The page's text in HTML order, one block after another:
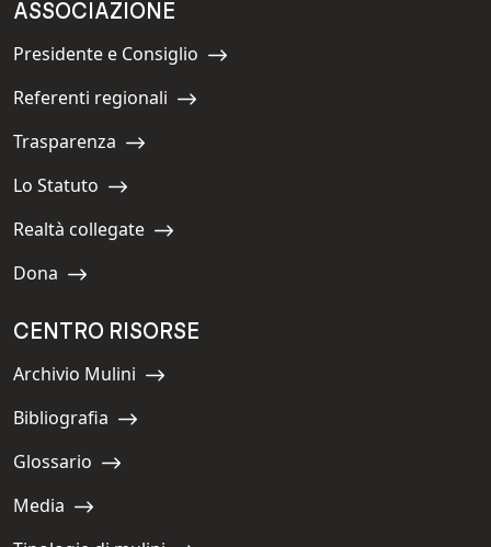
ASSOCIAZIONE
Navigate to:
Presidente e Consiglio
Navigate to:
Referenti regionali
Navigate to:
Trasparenza
Navigate to:
Lo Statuto
Navigate to:
Realtà collegate
Navigate to:
Dona
CENTRO RISORSE
Navigate to:
Archivio Mulini
Navigate to:
Bibliografia
Navigate to:
Glossario
Navigate to:
Media